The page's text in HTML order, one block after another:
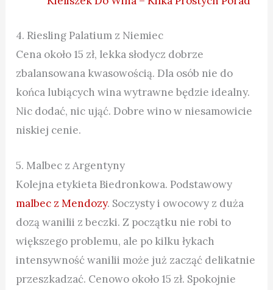
4. Riesling Palatium z Niemiec
Cena około 15 zł, lekka słodycz dobrze
zbalansowana kwasowością. Dla osób nie do
końca lubiących wina wytrawne będzie idealny.
Nic dodać, nic ująć. Dobre wino w niesamowicie
niskiej cenie.
5. Malbec z Argentyny
Kolejna etykieta Biedronkowa. Podstawowy
malbec z Mendozy. Soczysty i owocowy z duża
dozą wanilii z beczki. Z początku nie robi to
większego problemu, ale po kilku łykach
intensywność wanilii może już zacząć delikatnie
przeszkadzać. Cenowo około 15 zł. Spokojnie